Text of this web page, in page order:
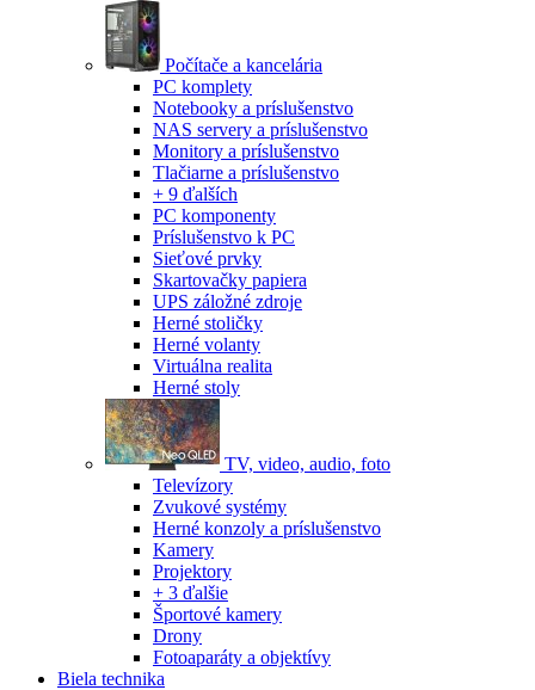
Počítače a kancelária
PC komplety
Notebooky a príslušenstvo
NAS servery a príslušenstvo
Monitory a príslušenstvo
Tlačiarne a príslušenstvo
+ 9 ďalších
PC komponenty
Príslušenstvo k PC
Sieťové prvky
Skartovačky papiera
UPS záložné zdroje
Herné stoličky
Herné volanty
Virtuálna realita
Herné stoly
TV, video, audio, foto
Televízory
Zvukové systémy
Herné konzoly a príslušenstvo
Kamery
Projektory
+ 3 ďalšie
Športové kamery
Drony
Fotoaparáty a objektívy
Biela technika